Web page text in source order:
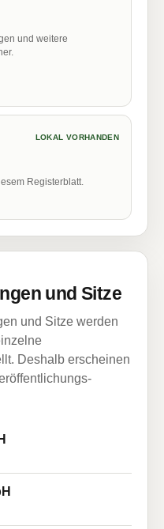
und weitere
LOKAL VORHANDEN
Registerblatt.
und Sitze
und Sitze werden
Deshalb erscheinen